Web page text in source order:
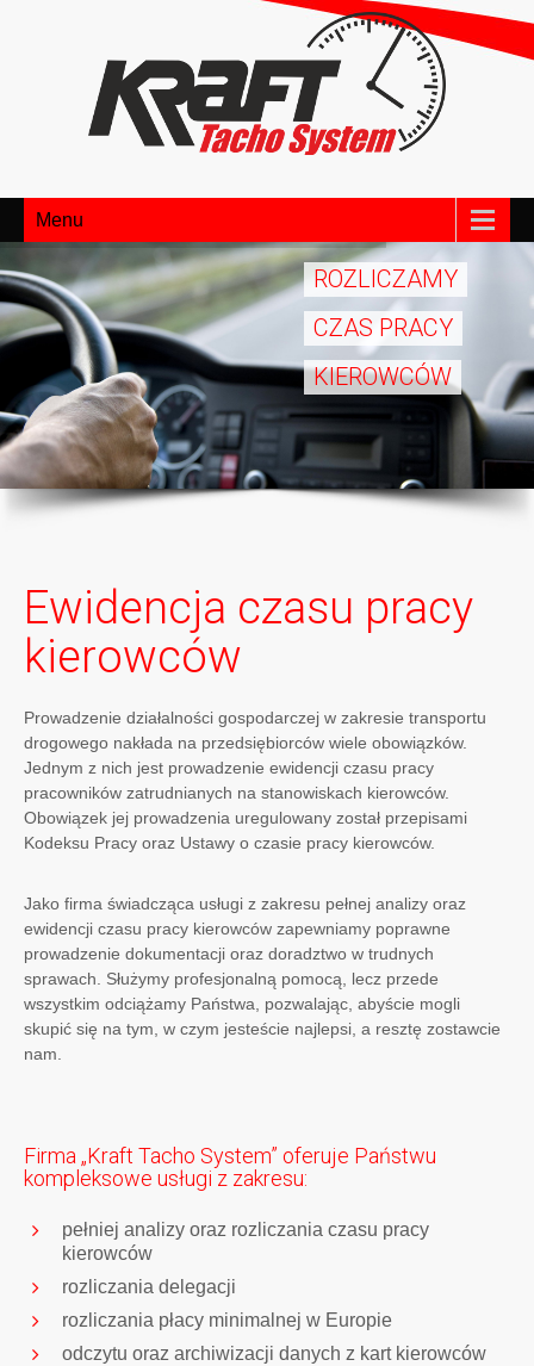
Menu
ROZLICZAMY
CZAS PRACY
KIEROWCÓW
Ewidencja czasu pracy
kierowców
Prowadzenie działalności gospodarczej w zakresie transportu
drogowego nakłada na przedsiębiorców wiele obowiązków.
Jednym z nich jest prowadzenie ewidencji czasu pracy
pracowników zatrudnianych na stanowiskach kierowców.
Obowiązek jej prowadzenia uregulowany został przepisami
Kodeksu Pracy oraz Ustawy o czasie pracy kierowców.
Jako firma świadcząca usługi z zakresu pełnej analizy oraz
ewidencji czasu pracy kierowców zapewniamy poprawne
prowadzenie dokumentacji oraz doradztwo w trudnych
sprawach. Służymy profesjonalną pomocą, lecz przede
wszystkim odciążamy Państwa, pozwalając, abyście mogli
skupić się na tym, w czym jesteście najlepsi, a resztę zostawcie
nam.
Firma „Kraft Tacho System” oferuje Państwu
kompleksowe usługi z zakresu:
pełniej analizy oraz rozliczania czasu pracy
kierowców
rozliczania delegacji
rozliczania płacy minimalnej w Europie
odczytu oraz archiwizacji danych z kart kierowców